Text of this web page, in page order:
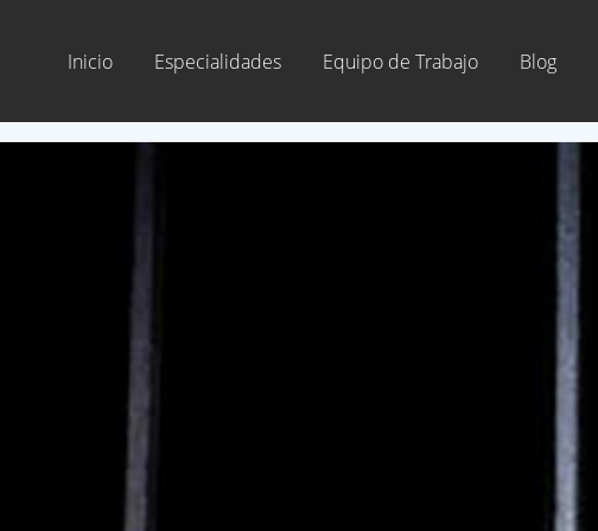
Inicio Especialidades Equipo de Trabajo Blog